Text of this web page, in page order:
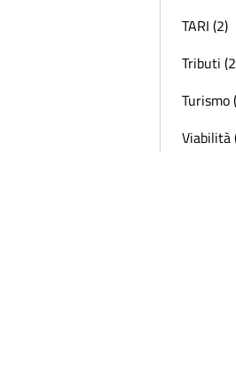
TARI (2)
Tributi
Turismo
Viabilità